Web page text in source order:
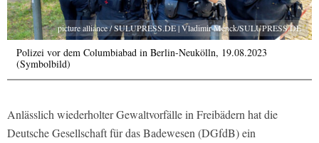
picture alliance / SULUPRESS.DE | Vladimir Menck/SULUPRESS.DE
Polizei vor dem Columbiabad in Berlin-Neukölln, 19.08.2023
(Symbolbild)
Anlässlich wiederholter Gewaltvorfälle in Freibädern hat die
Deutsche Gesellschaft für das Badewesen (DGfdB) ein